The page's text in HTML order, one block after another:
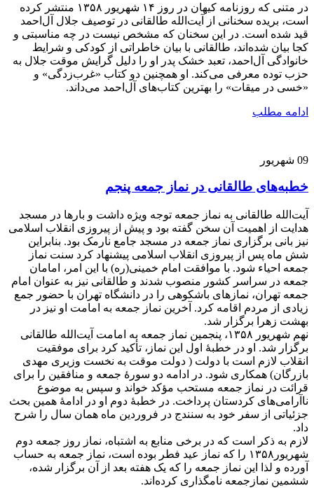
در متنی که روزنامه کیهان در روز ۱۴ شهریور ۱۳۵۸ منتشر کرده
است، بریده سخنانی از آیت‌الله طالقانی در توصیف جلال آل‌احمد
قید شده است. در این سخنان که مشخص نیست در چه مناسبتی و
کجا بیان شده‌اند، طالقانی با بیان خاطراتی از کودکی و شرایط
خانوادگی آل‌احمد، تعبد خشک پدر او را دلیل گرایش موقت جلال به
حزب توده معرفی می‌کند. او همچنین دو کتاب «غرب‌زدگی» و
«خسی در میقات» را بهترین کتاب‌های آل‌احمد می‌داند.
ادامه مطلب
09 شهریور
خطبه‌های طالقانی در نماز جمعه پنجم
آیت‌الله طالقانی به نماز جمعه توجه ویژه داشت و بارها در مسجد
هدایت از اهمیت آن سخن گفته بود و پیش از پیروزی انقلاب اسلامی
نیز بانی برگزاری نماز جمعه در مسجد جامع نارمک بود. بنابراین
شش ماه پس از پیروزی انقلاب اسلامی پیشنهاد کرد سنت نماز
جمعه احیاء شود. با موافقت امام خمینی(ره) با این امر، امامان
جمعه در سراسر کشور منصوب شدند و طالقانی نیز به عنوان امام
جمعه تهران، نمازهای باشکوهی را در دانشگاه تهران با حضور جمع
زیادی از مردم اقامه کرد. آخرین نماز جمعه به امامت او نیز در
بهشت زهرا برگزار شد.
نهم شهریور ۱۳۵۸، پنجمین نماز جمعه به امامت آیت‌الله طالقانی
برگزار شد. او در خطبۀ اول این نماز، تأکید کرد برای موفقیت
انقلاب لازم است با دولت ( دولت موقت به نخست وزیری مهدی
بازرگان) همکاری شود. در ادامه دو سورۀ جمعه و منافقین را برای
قرائت در نماز جمعه مستحب مؤکد خواند و سپس به موضوع
ناآرامی‌های کردستان پرداخت. در خطبۀ دوم او در ادامۀ همین بحث
جزئیاتی از سفر خود به سنندج در فروردین ماه همان سال را شرح
داد.
لازم به ذکر است که در برخی منابع به اشتباه، نماز روز جمعه دوم
شهریور۱۳۵۸ را که نماز عید فطر بوده است، نماز جمعه به حساب
آورده و لذا این نماز جمعه را که یک هفته بعد از آن برگزار شده،
ششمین نمازجمعه نامگذاری کرده‌اند.